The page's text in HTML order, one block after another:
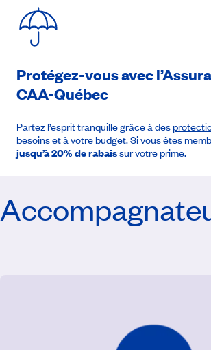
Protégez-vous avec
CAA-Québec
Partez l’esprit tranquille grâce à des
besoins et à votre budget. Si vous êtes
jusqu’à 20% de rabaissur votre prime.